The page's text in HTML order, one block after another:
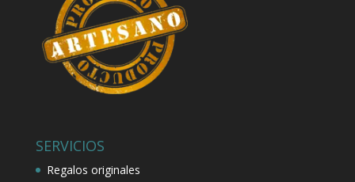
SERVICIOS
Regalos originales